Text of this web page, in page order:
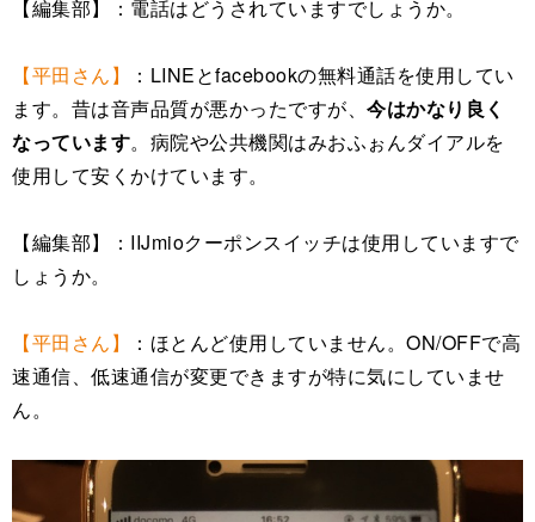
【編集部】：電話はどうされていますでしょうか。
【平田さん】
：LINEとfacebookの無料通話を使用してい
ます。昔は音声品質が悪かったですが、 今はかなり良く
なっています。病院や公共機関はみおふぉんダイアルを
使用して安くかけています。
【編集部】：IIJmioクーポンスイッチは使用していますで
しょうか。
【平田さん】
：ほとんど使用していません。ON/OFFで高
速通信、低速通信が変更できますが特に気にしていませ
ん。